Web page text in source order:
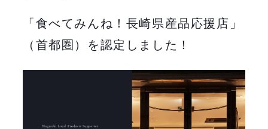
「食べてみんね！長崎県産品応援店」
（首都圏）を認定しました！